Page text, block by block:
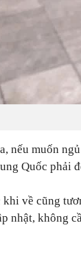
nếu muốn
Quốc phải
khi về cũng
nhật, không